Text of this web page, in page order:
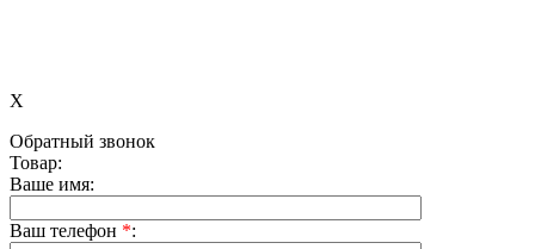
X
Обратный звонок
Товар:
Ваше имя:
Ваш телефон *: